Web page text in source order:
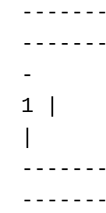
-
|